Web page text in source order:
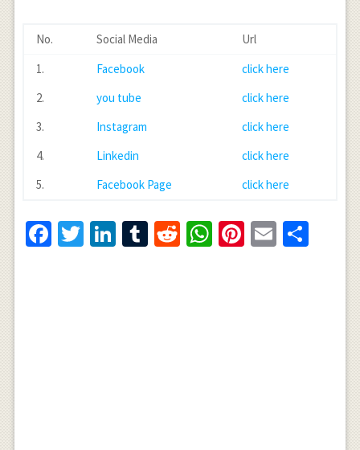
No. Social Media
Url
1.
Facebook
click here
2.
you tube
click here
3.
Instagram
click here
4.
Linkedin
click here
5.
Facebook Page click here
Facebook
Twitter
LinkedIn
Tumblr
RedditWhatsApp
Pinterest
Email